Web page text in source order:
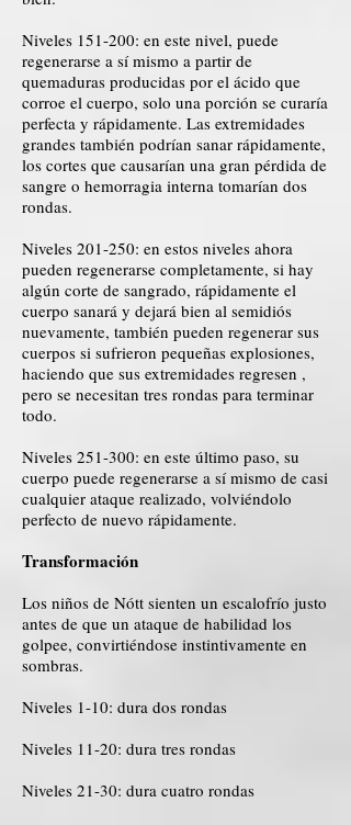
Niveles 151-200: en este nivel, puede
regenerarse a sí mismo a partir de
quemaduras producidas por el ácido que
corroe el cuerpo, solo una porción se curaría
perfecta y rápidamente. Las extremidades
grandes también podrían sanar rápidamente,
los cortes que causarían una gran pérdida de
sangre o hemorragia interna tomarían dos
rondas.
Niveles 201-250: en estos niveles ahora
pueden regenerarse completamente, si hay
algún corte de sangrado, rápidamente el
cuerpo sanará y dejará bien al semidiós
nuevamente, también pueden regenerar sus
cuerpos si sufrieron pequeñas explosiones,
haciendo que sus extremidades regresen ,
pero se necesitan tres rondas para terminar
todo.
Niveles 251-300: en este último paso, su
cuerpo puede regenerarse a sí mismo de casi
cualquier ataque realizado, volviéndolo
perfecto de nuevo rápidamente.
Transformación
Los niños de Nótt sienten un escalofrío justo
antes de que un ataque de habilidad los
golpee, convirtiéndose instintivamente en
sombras.
Niveles 1-10: dura dos rondas
Niveles 11-20: dura tres rondas
Niveles 21-30: dura cuatro rondas